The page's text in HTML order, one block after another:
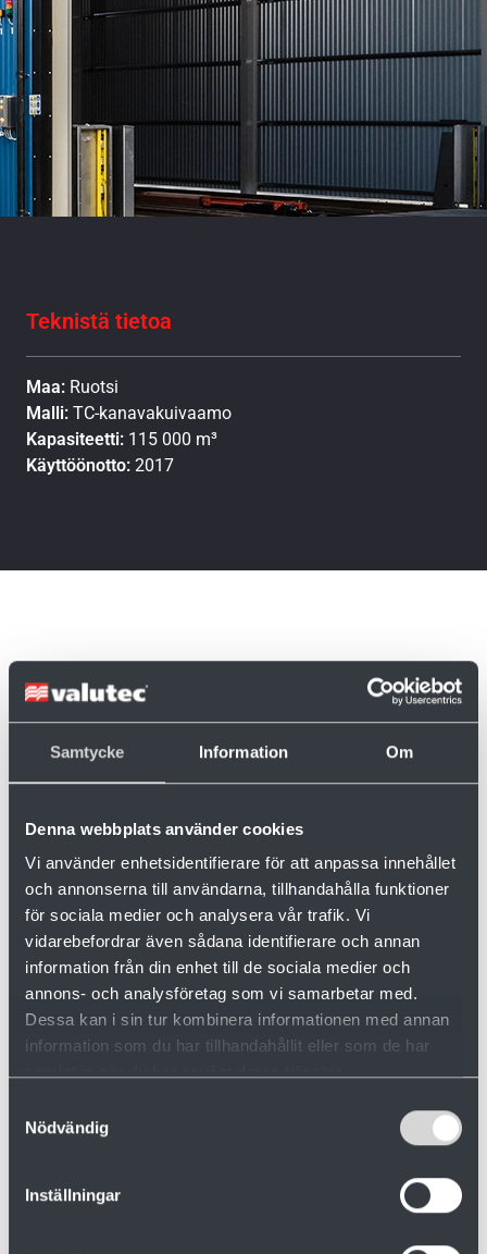
Samtycke Information Om
Denna webbplats använder cookies
Vi använder enhetsidentifierare för att anpassa innehållet
och annonserna till användarna, tillhandahålla funktioner
för sociala medier och analysera vår trafik. Vi
vidarebefordrar även sådana identifierare och annan
information från din enhet till de sociala medier och
annons- och analysföretag som vi samarbetar med.
Dessa kan i sin tur kombinera informationen med annan
information som du har tillhandahållit eller som de har
Nödvändig
Inställningar
Teknistä tietoa
Maa: Ruotsi
Malli: TC-kanavakuivaamo
Kapasiteetti: 115 000 m³
Käyttöönotto: 2017
Södra on Ruotsin suurin sahateollisuuden
järjestö yli 50 000 jäsenellään. Södra
Långasjön saha on yksi järjestön 13 sahasta
Ruotsissa.
Haluatko tietää lisää?